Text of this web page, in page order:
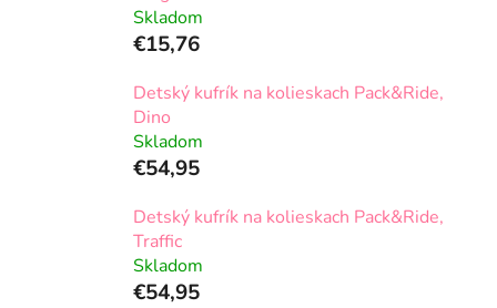
Skladom
€15,76
Detský kufrík na kolieskach Pack&Ride,
Dino
Skladom
€54,95
Detský kufrík na kolieskach Pack&Ride,
Traffic
Skladom
€54,95